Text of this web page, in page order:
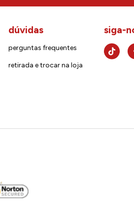
dúvidas
perguntas frequentes
retirada e trocar na loja
siga-